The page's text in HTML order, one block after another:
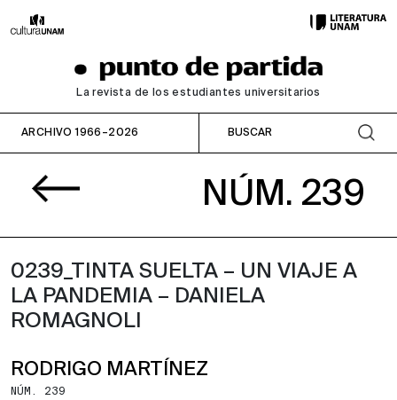
La revista de los estudiantes universitarios
ARCHIVO 1966–2026
NÚM. 239
0239_TINTA SUELTA – UN VIAJE A
LA PANDEMIA – DANIELA
ROMAGNOLI
RODRIGO MARTÍNEZ
NÚM. 239